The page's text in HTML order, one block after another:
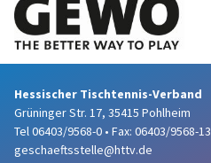
Hessischer Tischtennis-Verband
Grüninger Str. 17, 35415 Pohlheim
Tel 06403/9568-0 • Fax: 06403/9568-13
geschaeftsstelle@httv.de